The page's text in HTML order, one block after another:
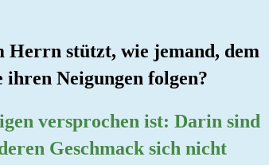
Herrn stützt, wie jemand, dem
ihren Neigungen folgen?
versprochen ist: Darin sind
Geschmack sich nicht